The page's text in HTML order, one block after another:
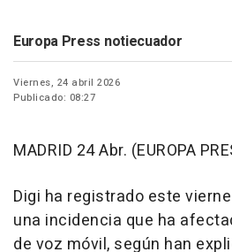
Europa Press notiecuador
Viernes, 24 abril 2026
Publicado: 08:27
MADRID 24 Abr. (EUROPA
Digi ha registrado este
una incidencia que ha
de voz móvil, según han